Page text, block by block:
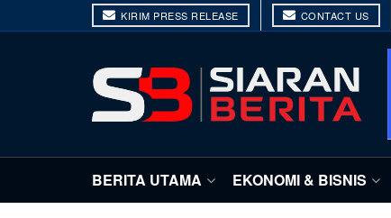
KIRIM PRESS RELEASE CONTACT US
BERITA UTAMA EKONOMI & BISNIS